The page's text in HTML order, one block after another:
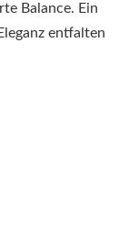
Balance. Ein
entfalten